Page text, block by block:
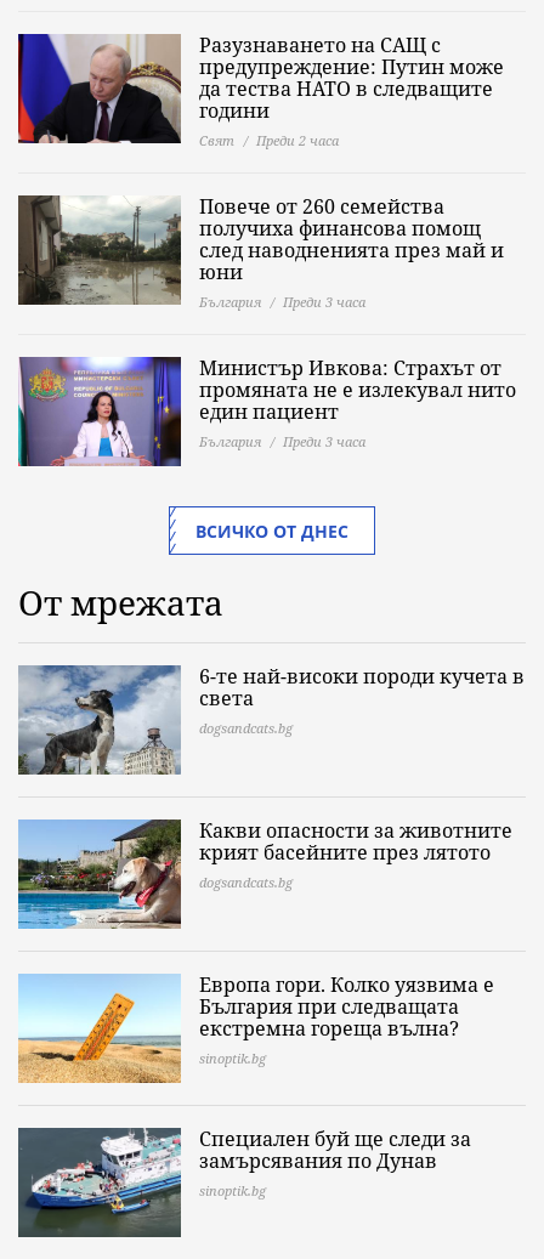
Разузнаването на САЩ с
предупреждение: Путин може
да тества НАТО в следващите
години
Свят Преди 2 часа
Повече от 260 семейства
получиха финансова помощ
след наводненията през май и
юни
България Преди 3 часа
Министър Ивкова: Страхът от
промяната не е излекувал нито
един пациент
България Преди 3 часа
ВСИЧКО ОТ ДНЕС
От мрежата
6-те най-високи породи кучета в
света
dogsandcats.bg
Какви опасности за животните
крият басейните през лятото
dogsandcats.bg
Европа гори. Колко уязвима е
България при следващата
екстремна гореща вълна?
sinoptik.bg
Специален буй ще следи за
замърсявания по Дунав
sinoptik.bg